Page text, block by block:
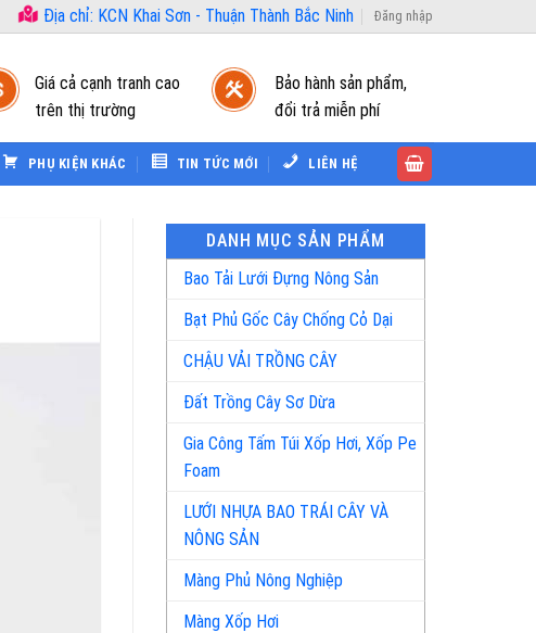
Địa chỉ: KCN Khai Sơn - Thuận Thành Bắc Ninh Đăng nhập
Giá cả cạnh tranh cao
trên thị trường
Bảo hành sản phẩm,
đổi trả miễn phí
PHỤ KIỆN KHÁC TIN TỨC MỚI LIÊN HỆ
DANH MỤC SẢN PHẨM
Bao Tải Lưới Đựng Nông Sản
Bạt Phủ Gốc Cây Chống Cỏ Dại
CHẬU VẢI TRỒNG CÂY
Đất Trồng Cây Sơ Dừa
Gia Công Tấm Túi Xốp Hơi, Xốp Pe
Foam
LƯỚI NHỰA BAO TRÁI CÂY VÀ
NÔNG SẢN
Màng Phủ Nông Nghiệp
Màng Xốp Hơi